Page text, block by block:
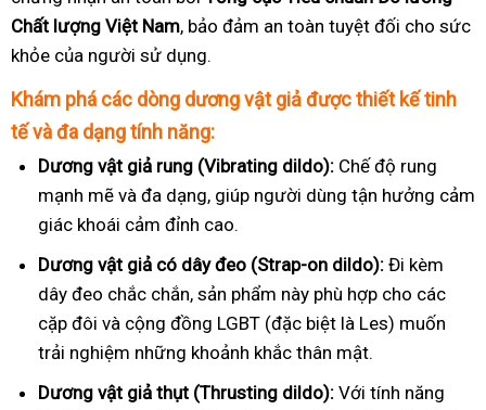
Chất lượng Việt Nam, bảo đảm an toàn tuyệt đối cho sức
khỏe của người sử dụng.
Khám phá các dòng dương vật giả được thiết kế tinh
tế và đa dạng tính năng:
Dương vật giả rung (Vibrating dildo): Chế độ rung
mạnh mẽ và đa dạng, giúp người dùng tận hưởng cảm
giác khoái cảm đỉnh cao.
Dương vật giả có dây đeo (Strap-on dildo): Đi kèm
dây đeo chắc chắn, sản phẩm này phù hợp cho các
cặp đôi và cộng đồng LGBT (đặc biệt là Les) muốn
trải nghiệm những khoảnh khắc thân mật.
Dương vật giả thụt (Thrusting dildo): Với tính năng